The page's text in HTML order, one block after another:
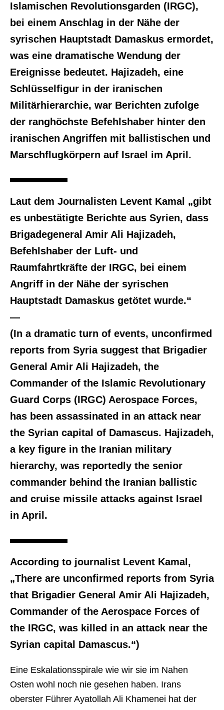
Islamischen Revolutionsgarden (IRGC),
bei einem Anschlag in der Nähe der
syrischen Hauptstadt Damaskus ermordet,
was eine dramatische Wendung der
Ereignisse bedeutet. Hajizadeh, eine
Schlüsselfigur in der iranischen
Militärhierarchie, war Berichten zufolge
der ranghöchste Befehlshaber hinter den
iranischen Angriffen mit ballistischen und
Marschflugkörpern auf Israel im April.
Laut dem Journalisten Levent Kamal „gibt
es unbestätigte Berichte aus Syrien, dass
Brigadegeneral Amir Ali Hajizadeh,
Befehlshaber der Luft- und
Raumfahrtkräfte der IRGC, bei einem
Angriff in der Nähe der syrischen
Hauptstadt Damaskus getötet wurde.“
—
(In a dramatic turn of events, unconfirmed
reports from Syria suggest that Brigadier
General Amir Ali Hajizadeh, the
Commander of the Islamic Revolutionary
Guard Corps (IRGC) Aerospace Forces,
has been assassinated in an attack near
the Syrian capital of Damascus. Hajizadeh,
a key figure in the Iranian military
hierarchy, was reportedly the senior
commander behind the Iranian ballistic
and cruise missile attacks against Israel
in April.
According to journalist Levent Kamal,
„There are unconfirmed reports from Syria
that Brigadier General Amir Ali Hajizadeh,
Commander of the Aerospace Forces of
the IRGC, was killed in an attack near the
Syrian capital Damascus.“)
Eine Eskalationsspirale wie wir sie im Nahen
Osten wohl noch nie gesehen haben. Irans
oberster Führer Ayatollah Ali Khamenei hat der